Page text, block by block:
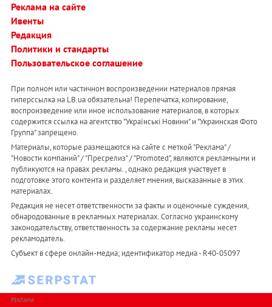
Реклама на сайте
Ивенты
Редакция
Политики и стандарты
Пользовательское соглашение
При полном или частичном воспроизведении материалов прямая
гиперссылка на LB.ua обязательна! Перепечатка, копирование,
воспроизведение или иное использование материалов, в которых
содержится ссылка на агентство "Українськi Новини" и "Украинская Фото
Группа" запрещено.
Материалы, которые размещаются на сайте с меткой "Реклама" /
"Новости компаний" / "Пресрелиз" / "Promoted", являются рекламными и
публикуются на правах рекламы. , однако редакция участвует в
подготовке этого контента и разделяет мнения, высказанные в этих
материалах.
Редакция не несет ответственности за факты и оценочные суждения,
обнародованные в рекламных материалах. Согласно украинскому
законодательству, ответственность за содержание рекламы несет
рекламодатель.
Субъект в сфере онлайн-медиа; идентификатор медиа - R40-05097
РЕКЛАМА